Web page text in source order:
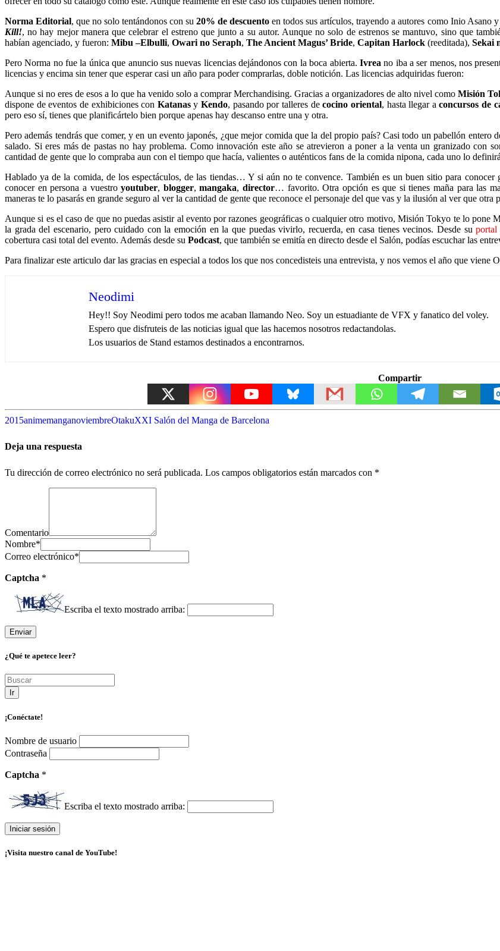
Norma Editorial, que no solo tentándonos con su20% de descuento en todos sus artículos, trayendo a autores como Inio Asano y
Kill!, no hay mejor manera que celebrar el estreno que junto a su autor. Aunque no solo de estrenos se mantuvo, sino que
habían agenciado, y fueron: Mibu –Elbulli, Owari no Seraph, The Ancient Magus’ Bride, Capitan Harlock (reeditada), Sekai
Pero Norma no fue la única que anuncio sus nuevas licencias dejándonos con la boca abierta. Ivrea no iba a ser menos, nos
licencias y encima sin tener que esperar casi un año para poder comprarlas, doble notición. Las licencias adquiridas fueron:
Aunque si no eres de esos a lo que ha venido solo a comprar Merchandising. Gracias a organizadores de alto nivel como Misión
dispone de eventos de exhibiciones con KatanasyKendo, pasando por talleres decocino oriental, hasta llegar aconcursos de
pero eso sí, tienes que planificártelo bien porque apenas hay descanso entre una y otra.
Pero además tendrás que comer, y en un evento japonés, ¿que mejor comida que la del propio país? Casi todo un pabellón entero
salado. Si eres más de pastas no hay problema. Como innovación este año se atrevieron a poner a la venta un granizado con
cantidad de gente que lo compraba aun con el tiempo que hacía, valientes o auténticos fans de la comida nipona, cada uno lo
Hablado ya de la comida, de los espectáculos, de las tiendas… Y si aún no te convence. También es un buen sitio para
conocer en persona a vuestroyoutuber, blogger,mangaka, director… favorito. Otra opción es que si tienes maña para las
maneras te lo pasarás en grande seguro al ver la cantidad de gente que reconoce el personaje del que vas y la ilusión al ver que
Aunque si es el caso de que no puedas asistir al evento por razones geográficas o cualquier otro motivo, Misión Tokyo te lo
la grada del escenario, pero cuidado con la emoción en la que puedas vivirlo, recuerda, en casa tienes vecinos. Desde suportal
cobertura casi total del evento. Además desde su Podcast, que también se emitía en directo desde el Salón, podías escuchar las
Para finalizar este articulo dar las gracias en especial a todos los que nos concedisteis una entrevista, y nos vemos el año que viene
Neodimi
Hey!! Soy Neodimi pero todos me acaban llamando Neo. Soy un estuadiante de VFX y fanatico del voley.
Espero que disfruteis de las noticias igual que las hacemos nosotros redactandolas.
Los usuarios de Stand estamos destinados a encontrarnos.
Compartir
2015animemanganoviembreOtakuXXI Salón del Manga de Barcelona
Deja una respuesta
Tu dirección de correo electrónico no será publicada. Los campos obligatorios están marcados con *
Comentario
Nombre*
Correo electrónico*
Captcha *
Escriba el texto mostrado arriba:
¿Qué te apetece leer?
Ir
¡Conéctate!
Nombre de usuario
Contraseña
Captcha *
Escriba el texto mostrado arriba:
¡Visita nuestro canal de YouTube!